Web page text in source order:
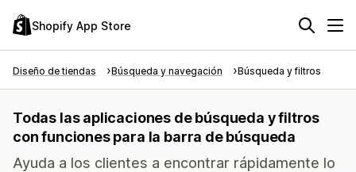
Shopify App Store
Diseño de tiendas Búsqueda y navegación Búsqueda y filtros
Todas las aplicaciones de búsqueda y filtros
con funciones para la barra de búsqueda
Ayuda a los clientes a encontrar rápidamente lo